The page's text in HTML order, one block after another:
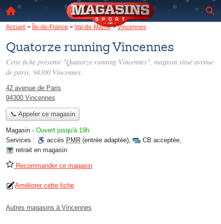
Accueil > Île-de-France > Val-de-Marne>Vincennes
Quatorze running Vincennes
Cette fiche présente "Quatorze running Vincennes", magasin situé avenue
de paris, 94300 Vincennes.
42 avenue de Paris
94300 Vincennes
📞 Appeler ce magasin
Magasin - Ouvert jusqu'à 19h
Services :
accès PMR (entrée adaptée), CB acceptée,
retrait en magasin
Recommander ce magasin
Améliorer cette fiche
Autres magasins à Vincennes